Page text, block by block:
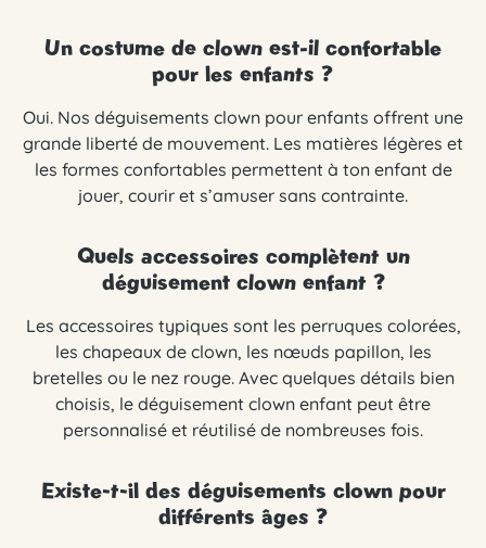
Un costume de clown est-il confortable
pour les enfants ?
Oui. Nos déguisements clown pour enfants offrent une
grande liberté de mouvement. Les matières légères et
les formes confortables permettent à ton enfant de
jouer, courir et s’amuser sans contrainte.
Quels accessoires complètent un
déguisement clown enfant ?
Les accessoires typiques sont les perruques colorées,
les chapeaux de clown, les nœuds papillon, les
bretelles ou le nez rouge. Avec quelques détails bien
choisis, le déguisement clown enfant peut être
personnalisé et réutilisé de nombreuses fois.
Existe-t-il des déguisements clown pour
différents âges ?